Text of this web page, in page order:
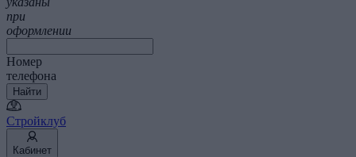
при
оформлении
Номер
телефона
Найти
Стройклуб
Кабинет